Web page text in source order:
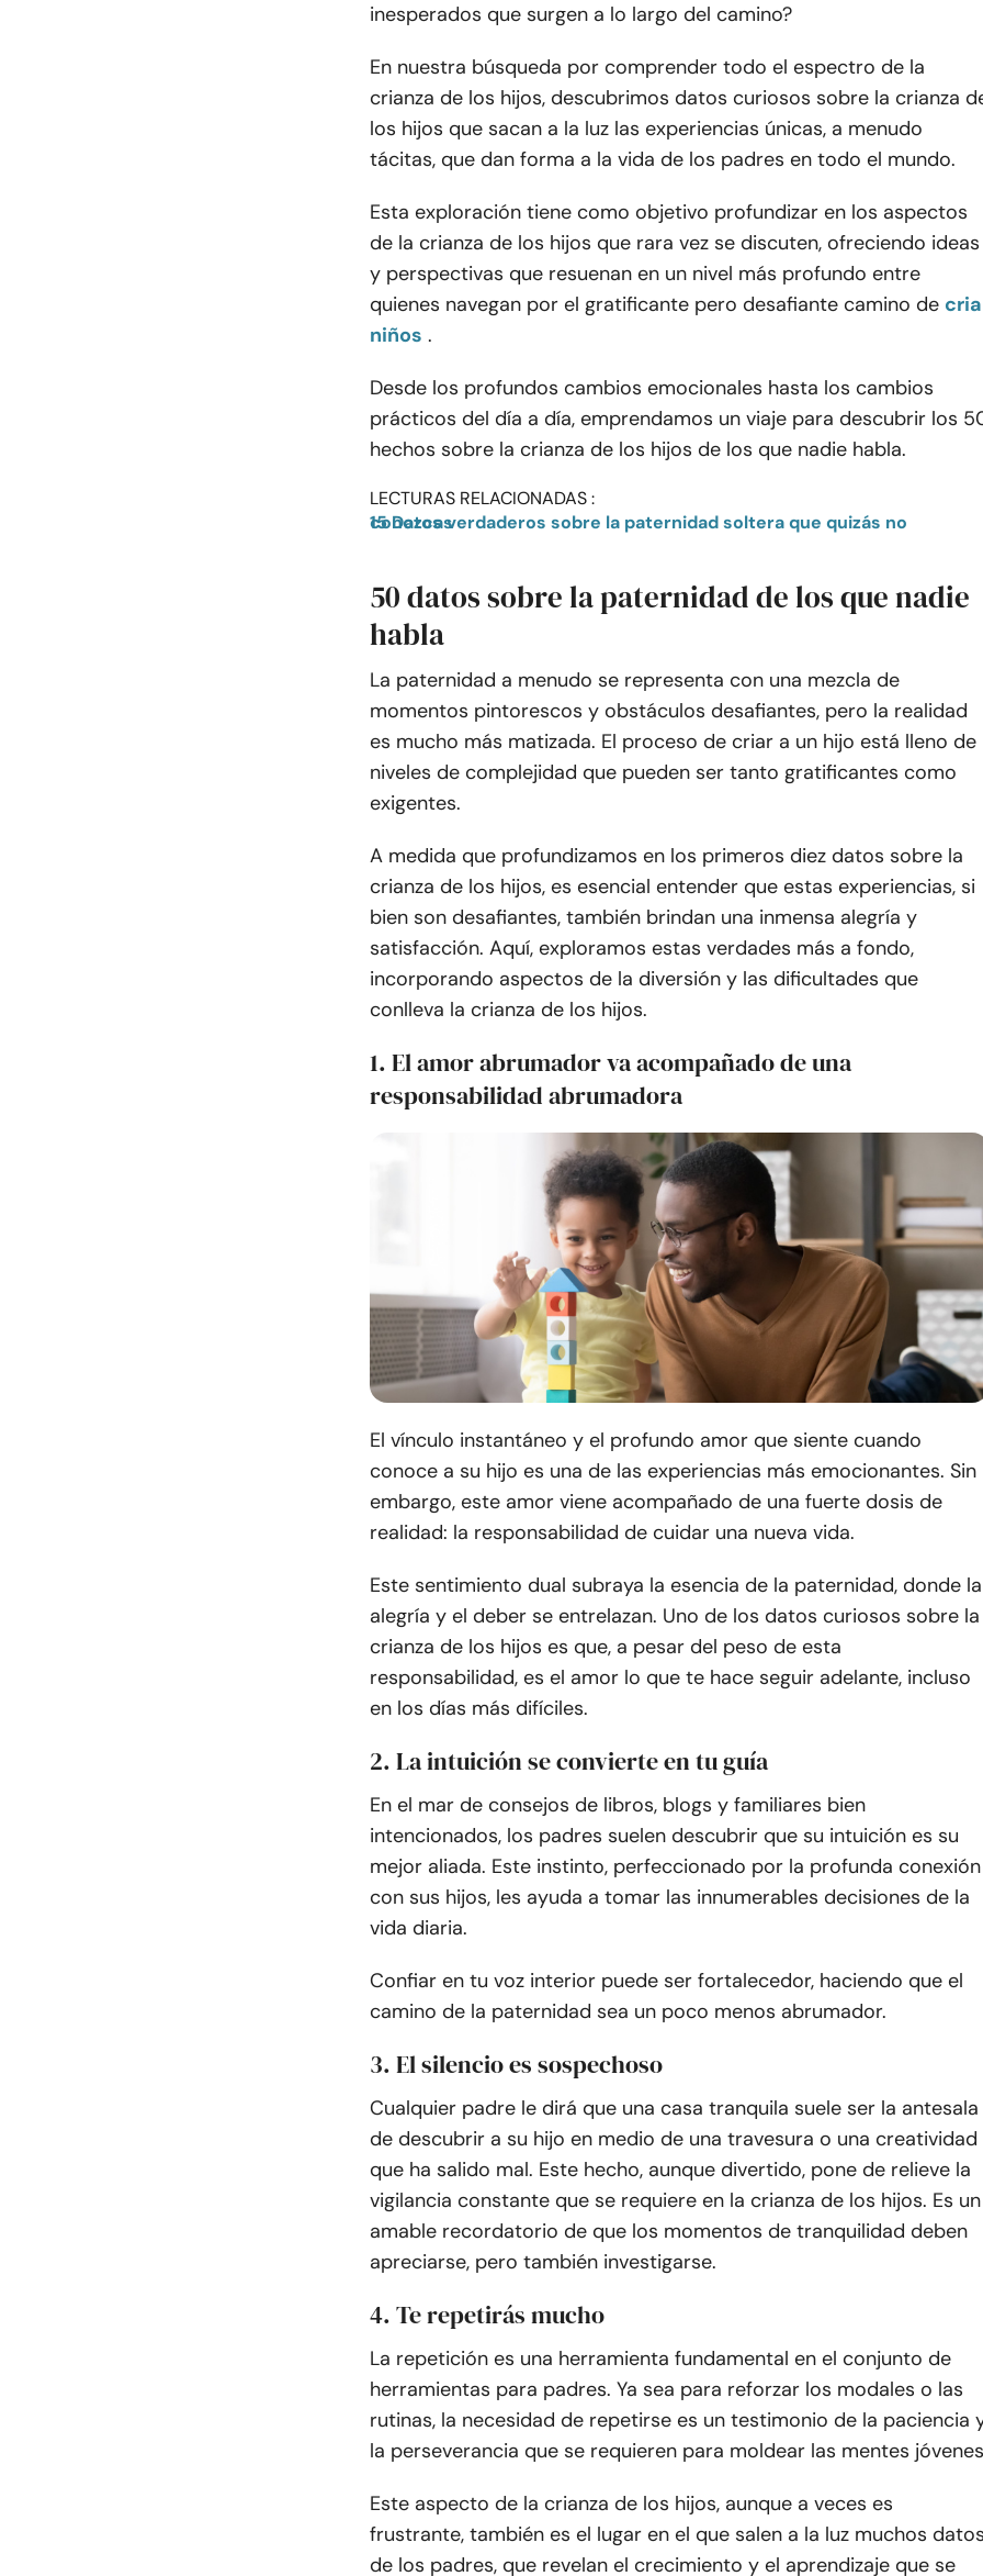
inesperados que surgen a lo largo del camino?
En nuestra búsqueda por comprender todo el espectro de la
crianza de los hijos, descubrimos datos curiosos sobre la crianza
los hijos que sacan a la luz las experiencias únicas, a menudo
tácitas, que dan forma a la vida de los padres en todo el mundo.
Esta exploración tiene como objetivo profundizar en los aspectos
de la crianza de los hijos que rara vez se discuten, ofreciendo ideas
y perspectivas que resuenan en un nivel más profundo entre
quienes navegan por el gratificante pero desafiante camino de
niños .
Desde los profundos cambios emocionales hasta los cambios
prácticos del día a día, emprendamos un viaje para descubrir los
hechos sobre la crianza de los hijos de los que nadie habla.
LECTURAS RELACIONADAS :
15 Datos verdaderos sobre la paternidad soltera que quizás no conozcas
50 datos sobre la paternidad de los que nadie
habla
La paternidad a menudo se representa con una mezcla de
momentos pintorescos y obstáculos desafiantes, pero la realidad
es mucho más matizada. El proceso de criar a un hijo está lleno de
niveles de complejidad que pueden ser tanto gratificantes como
exigentes.
A medida que profundizamos en los primeros diez datos sobre la
crianza de los hijos, es esencial entender que estas experiencias, si
bien son desafiantes, también brindan una inmensa alegría y
satisfacción. Aquí, exploramos estas verdades más a fondo,
incorporando aspectos de la diversión y las dificultades que
conlleva la crianza de los hijos.
1. El amor abrumador va acompañado de una
responsabilidad abrumadora
El vínculo instantáneo y el profundo amor que siente cuando
conoce a su hijo es una de las experiencias más emocionantes. Sin
embargo, este amor viene acompañado de una fuerte dosis de
realidad: la responsabilidad de cuidar una nueva vida.
Este sentimiento dual subraya la esencia de la paternidad, donde la
alegría y el deber se entrelazan. Uno de los datos curiosos sobre la
crianza de los hijos es que, a pesar del peso de esta
responsabilidad, es el amor lo que te hace seguir adelante, incluso
en los días más difíciles.
2. La intuición se convierte en tu guía
En el mar de consejos de libros, blogs y familiares bien
intencionados, los padres suelen descubrir que su intuición es su
mejor aliada. Este instinto, perfeccionado por la profunda conexión
con sus hijos, les ayuda a tomar las innumerables decisiones de la
vida diaria.
Confiar en tu voz interior puede ser fortalecedor, haciendo que el
camino de la paternidad sea un poco menos abrumador.
3. El silencio es sospechoso
Cualquier padre le dirá que una casa tranquila suele ser la antesala
de descubrir a su hijo en medio de una travesura o una creatividad
que ha salido mal. Este hecho, aunque divertido, pone de relieve la
vigilancia constante que se requiere en la crianza de los hijos. Es un
amable recordatorio de que los momentos de tranquilidad deben
apreciarse, pero también investigarse.
4. Te repetirás mucho
La repetición es una herramienta fundamental en el conjunto de
herramientas para padres. Ya sea para reforzar los modales o las
rutinas, la necesidad de repetirse es un testimonio de la paciencia
la perseverancia que se requieren para moldear las mentes
Este aspecto de la crianza de los hijos, aunque a veces es
frustrante, también es el lugar en el que salen a la luz muchos
de los padres, que revelan el crecimiento y el aprendizaje que se